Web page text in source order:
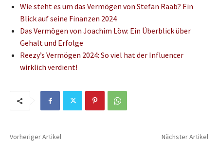
Wie steht es um das Vermögen von Stefan Raab? Ein
Blick auf seine Finanzen 2024
Das Vermögen von Joachim Löw: Ein Überblick über
Gehalt und Erfolge
Reezy’s Vermögen 2024: So viel hat der Influencer
wirklich verdient!
Vorheriger Artikel Nächster Artikel